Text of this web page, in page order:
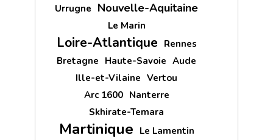
Urrugne Nouvelle-Aquitaine
Le Marin
Loire-Atlantique Rennes
Bretagne Haute-Savoie Aude
Ille-et-Vilaine Vertou
Arc 1600 Nanterre
Skhirate-Temara
Martinique Le Lamentin